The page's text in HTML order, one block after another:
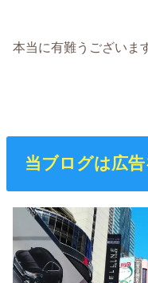
本当に有難うございま
当ブログは広告